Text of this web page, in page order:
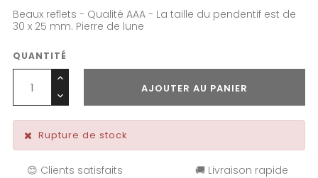
Beaux reflets - Qualité AAA - La taille du pendentif est de
30 x 25 mm. Pierre de lune
QUANTITÉ
AJOUTER AU PANIER
Rupture de stock
😊 Clients satisfaits
🚚 Livraison rapide